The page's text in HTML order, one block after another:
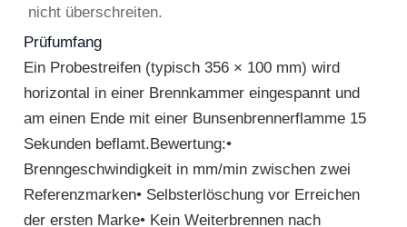
nicht überschreiten.
Prüfumfang
Ein Probestreifen (typisch 356 × 100 mm) wird
horizontal in einer Brennkammer eingespannt und
am einen Ende mit einer Bunsenbrennerflamme 15
Sekunden beflamt.Bewertung:•
Brenngeschwindigkeit in mm/min zwischen zwei
Referenzmarken• Selbsterlöschung vor Erreichen
der ersten Marke• Kein Weiterbrennen nach